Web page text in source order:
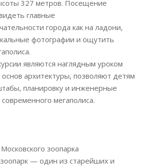
327 метров. Посещение
главные
города как на ладони,
фотографии и ощутить
являются наглядным уроком
архитектуры, позволяют детям
планировку и инженерные
мегаполиса.
зоопарка
— один из старейших и